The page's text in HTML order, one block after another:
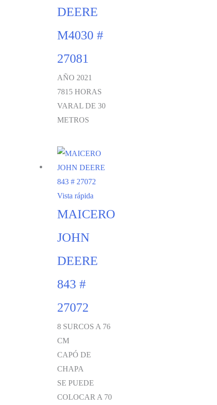
DEERE
M4030 #
27081
AÑO 2021
7815 HORAS
VARAL DE 30
METROS
Vista rápida
MAICERO
JOHN
DEERE
843 #
27072
8 SURCOS A 76
CM
CAPÓ DE
CHAPA
SE PUEDE
COLOCAR A 70